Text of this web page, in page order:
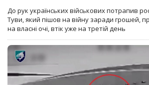
До рук українських військових потрапив
Туви, який пішов на війну заради грошей,
на власні очі, втік уже на третій день